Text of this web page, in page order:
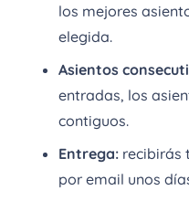
los mejores
elegida.
Asientos
entradas, los
contiguos.
Entrega: recibirás
por email unos